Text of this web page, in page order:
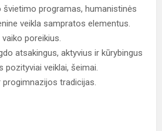
programas, humanistinės
veikla sampratos elementus.
poreikius.
atsakingus, aktyvius ir kūrybingus
pozityviai veiklai, šeimai.
tradicijas.